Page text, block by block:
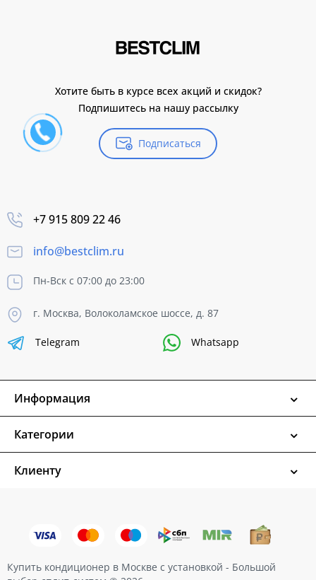
Хотите быть в курсе всех акций и скидок?
Подпишитесь на нашу рассылку
Подписаться
+7 915 809 22 46
info@bestclim.ru
Пн-Вск с 07:00 до 23:00
г. Москва, Волоколамское шоссе, д. 87
Telegram Whatsapp
Информация
Категории
Клиенту
Купить кондиционер в Москве с установкой - Большой